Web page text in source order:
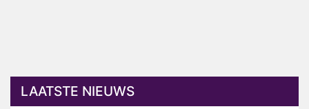
LAATSTE NIEUWS